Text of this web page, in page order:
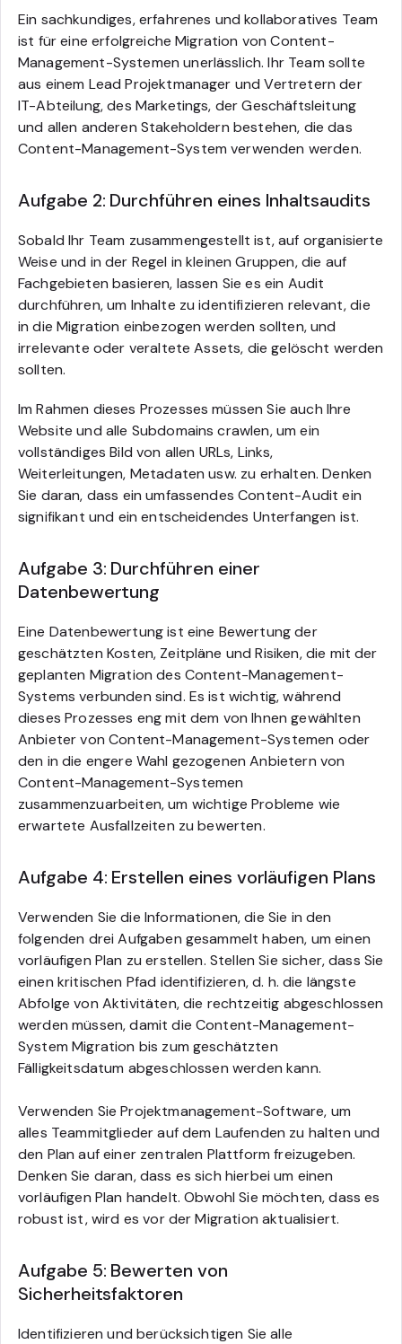
Ein sachkundiges, erfahrenes und kollaboratives Team
ist für eine erfolgreiche Migration von Content-
Management-Systemen unerlässlich. Ihr Team sollte
aus einem Lead Projektmanager und Vertretern der
IT-Abteilung, des Marketings, der Geschäftsleitung
und allen anderen Stakeholdern bestehen, die das
Content-Management-System verwenden werden.
Aufgabe 2: Durchführen eines Inhaltsaudits
Sobald Ihr Team zusammengestellt ist, auf organisierte
Weise und in der Regel in kleinen Gruppen, die auf
Fachgebieten basieren, lassen Sie es ein Audit
durchführen, um Inhalte zu identifizieren relevant, die
in die Migration einbezogen werden sollten, und
irrelevante oder veraltete Assets, die gelöscht werden
sollten.
Im Rahmen dieses Prozesses müssen Sie auch Ihre
Website und alle Subdomains crawlen, um ein
vollständiges Bild von allen URLs, Links,
Weiterleitungen, Metadaten usw. zu erhalten. Denken
Sie daran, dass ein umfassendes Content-Audit ein
signifikant und ein entscheidendes Unterfangen ist.
Aufgabe 3: Durchführen einer
Datenbewertung
Eine Datenbewertung ist eine Bewertung der
geschätzten Kosten, Zeitpläne und Risiken, die mit der
geplanten Migration des Content-Management-
Systems verbunden sind. Es ist wichtig, während
dieses Prozesses eng mit dem von Ihnen gewählten
Anbieter von Content-Management-Systemen oder
den in die engere Wahl gezogenen Anbietern von
Content-Management-Systemen
zusammenzuarbeiten, um wichtige Probleme wie
erwartete Ausfallzeiten zu bewerten.
Aufgabe 4: Erstellen eines vorläufigen Plans
Verwenden Sie die Informationen, die Sie in den
folgenden drei Aufgaben gesammelt haben, um einen
vorläufigen Plan zu erstellen. Stellen Sie sicher, dass Sie
einen kritischen Pfad identifizieren, d. h. die längste
Abfolge von Aktivitäten, die rechtzeitig abgeschlossen
werden müssen, damit die Content-Management-
System Migration bis zum geschätzten
Fälligkeitsdatum abgeschlossen werden kann.
Verwenden Sie Projektmanagement-Software, um
alles Teammitglieder auf dem Laufenden zu halten und
den Plan auf einer zentralen Plattform freizugeben.
Denken Sie daran, dass es sich hierbei um einen
vorläufigen Plan handelt. Obwohl Sie möchten, dass es
robust ist, wird es vor der Migration aktualisiert.
Aufgabe 5: Bewerten von
Sicherheitsfaktoren
Identifizieren und berücksichtigen Sie alle